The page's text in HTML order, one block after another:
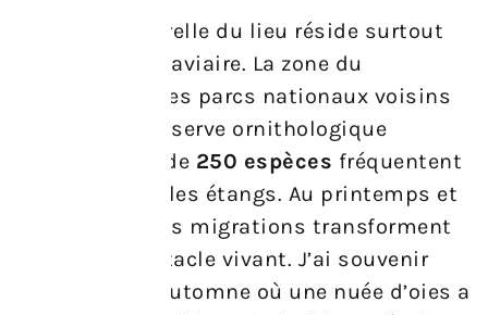
La valeur naturelle du lieu réside surtout
dans sa faune aviaire. La zone du
et les parcs nationaux voisins
forment une réserve ornithologique
majeure. Plus de 250 espèces fréquentent
les roseaux et les étangs. Au printemps et
en automne, les migrations transforment
le ciel en spectacle vivant. J’ai souvenir
d’un matin d’automne où une nuée d’oies a